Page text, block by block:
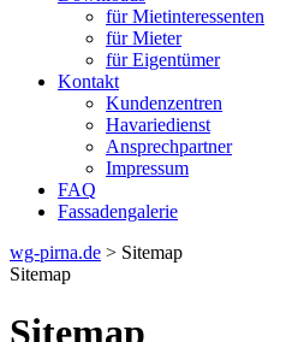
für Mietinteressenten
für Mieter
für Eigentümer
Kontakt
Kundenzentren
Havariedienst
Ansprechpartner
Impressum
FAQ
Fassadengalerie
wg-pirna.de > Sitemap
Sitemap
Sitemap